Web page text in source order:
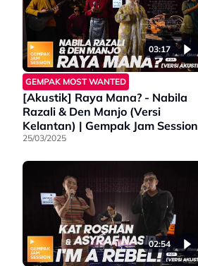
03:17
GEMPAK MOST WANTED
[Akustik] Raya Mana? - Nabila
Razali & Den Manjo (Versi
Kelantan) | Gempak Jam Session
25/03/2025
02:54